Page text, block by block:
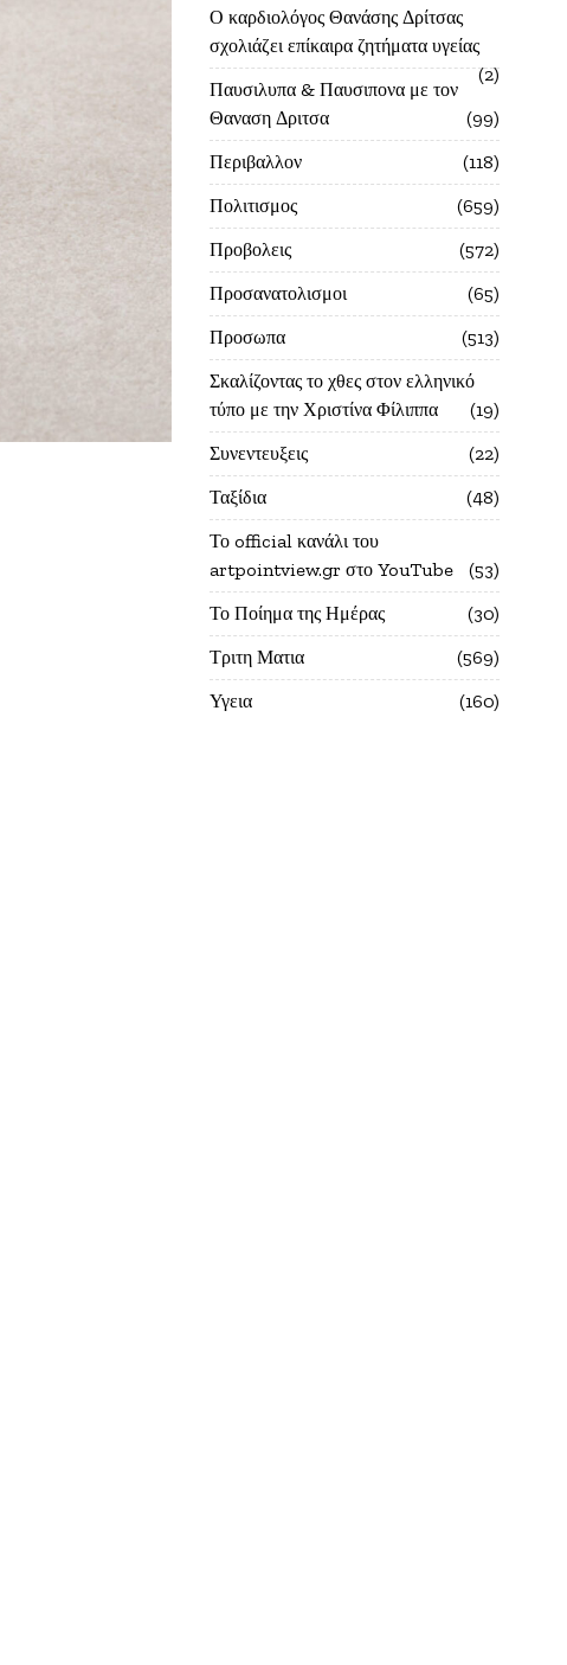
Ο καρδιολόγος Θανάσης Δρίτσας
σχολιάζει επίκαιρα ζητήματα υγείας
2
Παυσιλυπα & Παυσιπονα με τον
Θαναση Δριτσα
99
Περιβαλλον
118
Πολιτισμος
659
Προβολεις
572
Προσανατολισμοι
65
Προσωπα
513
Σκαλίζοντας το χθες στον ελληνικό
τύπο με την Χριστίνα Φίλιππα
19
Συνεντευξεις
22
Ταξίδια
48
Το official κανάλι του
artpointview.gr στο YouTube
53
Το Ποίημα της Ημέρας
30
Τριτη Ματια
569
Υγεια
160